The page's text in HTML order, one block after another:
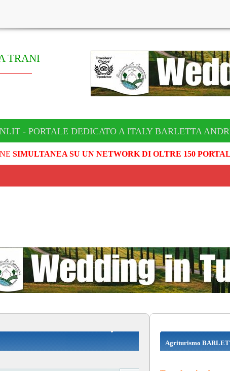
TRANI
- PORTALE DEDICATO A ITALY BARLETTA
SIMULTANEA SU UN NETWORK DI OLTRE 150
Agriturismo